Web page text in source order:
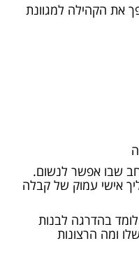
את הקהילה למגוונת
שבו אפשר לנשום.
אישי עמוק של קבלה
בהדרגה לבנות
ומה הרצונות